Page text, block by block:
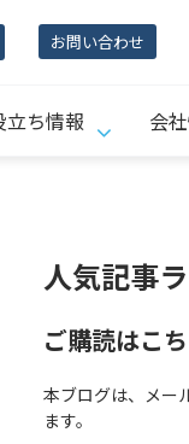
お問い合わせ
立ち情報 会
人気記事
ご購読はこ
本ブログは、メー
ます。